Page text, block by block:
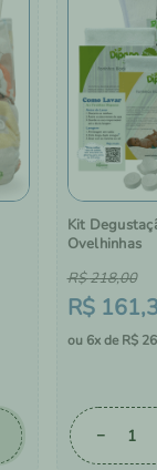
Kit
Ovelhinhas
R$ 161,
R$218,00
6 R$ 26
－